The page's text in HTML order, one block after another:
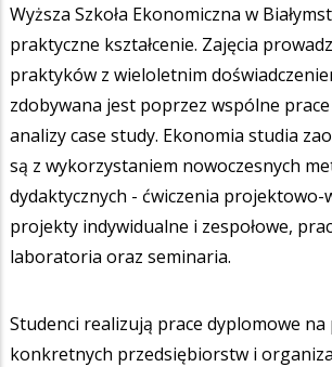
Wyższa Szkoła Ekonomiczna w
praktyczne kształcenie. Zajęcia
praktyków z wieloletnim
zdobywana jest poprzez wspólne
analizy case study. Ekonomia studia
są z wykorzystaniem nowoczesnych
dydaktycznych - ćwiczenia projektowo-
projekty indywidualne i zespołowe,
laboratoria oraz seminaria.
Studenci realizują prace dyplomowe na
konkretnych przedsiębiorstw i